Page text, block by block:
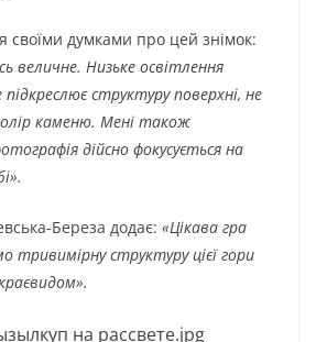
своїми думками про цей знімок:
величне. Низьке освітлення
структуру поверхні, не
каменю. Мені також
дійсно фокусується на
Береза додає: «Цікава гра
тривимірну структуру цієї гори